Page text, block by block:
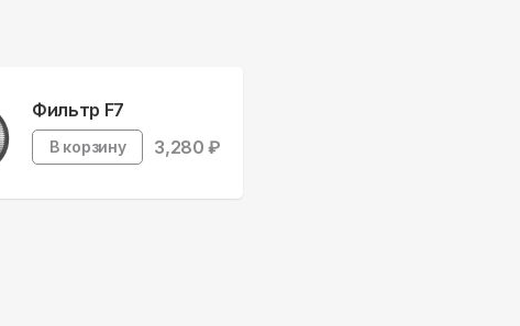
Фильтр F7
В корзину 3,280 ₽